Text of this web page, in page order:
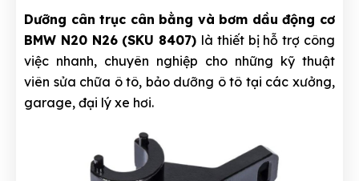
Dưỡng cân trục cân bằng và bơm dầu động cơ
BMW N20 N26 (SKU 8407) là thiết bị hỗ trợ công
việc nhanh, chuyên nghiệp cho những kỹ thuật
viên sửa chữa ô tô, bảo dưỡng ô tô tại các xưởng,
garage, đại lý xe hơi.